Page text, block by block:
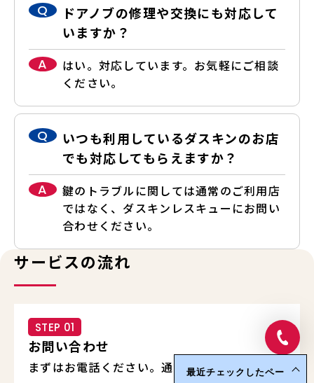
Q
ドアノブの修理や交換にも対応して
いますか？
A
はい。対応しています。お気軽にご相談
ください。
Q
いつも利用しているダスキンのお店
でも対応してもらえますか？
A
鍵のトラブルに関しては通常のご利用店
ではなく、ダスキンレスキューにお問い
合わせください。
サービスの流れ
STEP 01
お問い合わせ
まずはお電話ください。通話料無料で安心して
最近チェックしたペー